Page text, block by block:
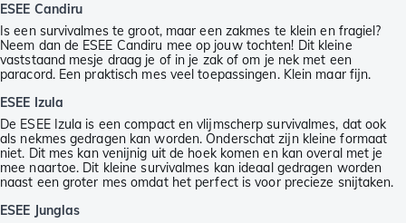
ESEE Candiru
Is een survivalmes te groot, maar een zakmes te klein en fragiel?
Neem dan de ESEE Candiru mee op jouw tochten! Dit kleine
vaststaand mesje draag je of in je zak of om je nek met een
paracord. Een praktisch mes veel toepassingen. Klein maar fijn.
ESEE Izula
De ESEE Izula is een compact en vlijmscherp survivalmes, dat ook
als nekmes gedragen kan worden. Onderschat zijn kleine formaat
niet. Dit mes kan venijnig uit de hoek komen en kan overal met je
mee naartoe. Dit kleine survivalmes kan ideaal gedragen worden
naast een groter mes omdat het perfect is voor precieze snijtaken.
ESEE Junglas